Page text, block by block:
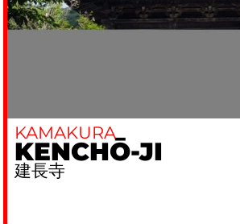
KAMAKURA
KENCHŌ-JI
建長寺